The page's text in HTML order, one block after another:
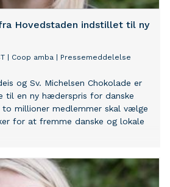
Hovedstaden indstillet til ny
Coop amba Pressemeddelelse
og Sv. Michelsen Chokolade er
til en ny hæderspris for danske
to millioner medlemmer skal vælge
for at fremme danske og lokale